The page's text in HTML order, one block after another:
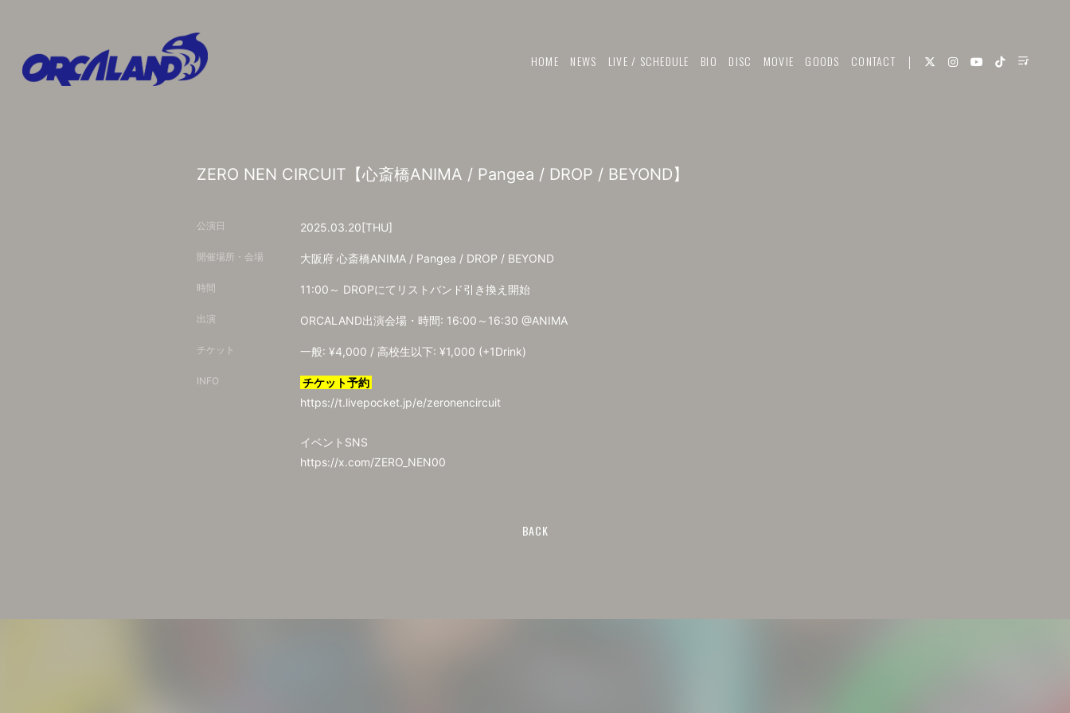
HOME NEWS LIVE / SCHEDULE BIO DISC MOVIE GOODS CONTACT
ZERO NEN CIRCUIT【心斎橋ANIMA / Pangea / DROP / BEYOND】
公演日 2025.03.20[THU]
開催場所・会場 大阪府 心斎橋ANIMA / Pangea / DROP / BEYOND
時間 11:00～ DROPにてリストバンド引き換え開始
出演 ORCALAND出演会場・時間: 16:00～16:30 @ANIMA
チケット 一般: ¥4,000 / 高校生以下: ¥1,000 (+1Drink)
INFO
チケット予約
https://t.livepocket.jp/e/zeronencircuit
イベントSNS
https://x.com/ZERO_NEN00
BACK